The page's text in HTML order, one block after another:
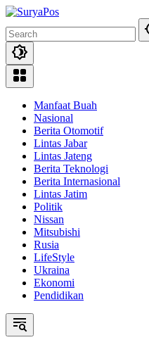
Skip
content
Manfaat Buah
Nasional
Berita Otomotif
Lintas Jabar
Lintas Jateng
Berita Teknologi
Berita Internasional
Lintas Jatim
Politik
Nissan
Mitsubishi
Rusia
LifeStyle
Ukraina
Ekonomi
Pendidikan